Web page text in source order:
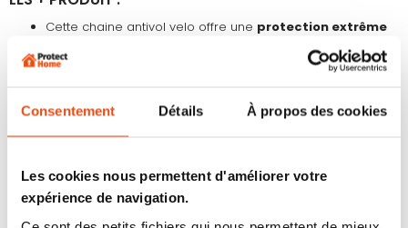
Consentement Détails À propos des cookies
Les cookies nous permettent d'améliorer votre
expérience de navigation.
Cette chaine antivol velo offre une protection extrême
Chaine vélo abus la plus
de la marque
plus solide
technologie Power Link
contre les agressions
pour le boîtier et la chaine antivol
crochetages
Livré avec 2 clés et une
contrôlerles reproductions
Utilisation idéale poursécuriser les vélosles plus